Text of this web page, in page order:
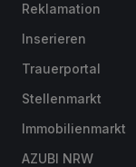
Reklamation
Inserieren
Trauerportal
Stellenmarkt
Immobilienmarkt
AZUBI NRW